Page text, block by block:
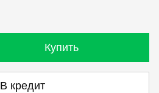
Купить
В кредит